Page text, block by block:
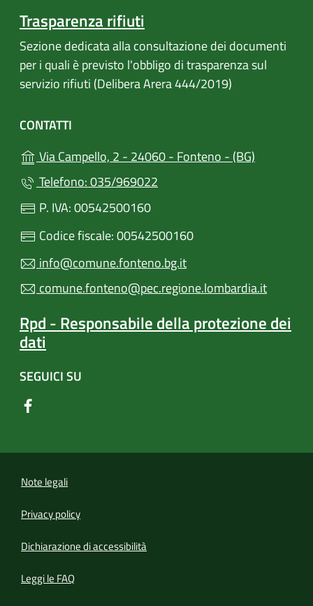
Trasparenza rifiuti
Sezione dedicata alla consultazione dei documenti
per i quali è previsto l'obbligo di trasparenza sul
servizio rifiuti (Delibera Arera 444/2019)
CONTATTI
Via Campello, 2 - 24060 - Fonteno - (BG)
Telefono: 035/969022
P. IVA: 00542500160
Codice fiscale: 00542500160
info@comune.fonteno.bg.it
comune.fonteno@pec.regione.lombardia.it
Rpd - Responsabile della protezione dei
dati
SEGUICI SU
Note legali
Privacy policy
Dichiarazione di accessibilità
Leggi le FAQ